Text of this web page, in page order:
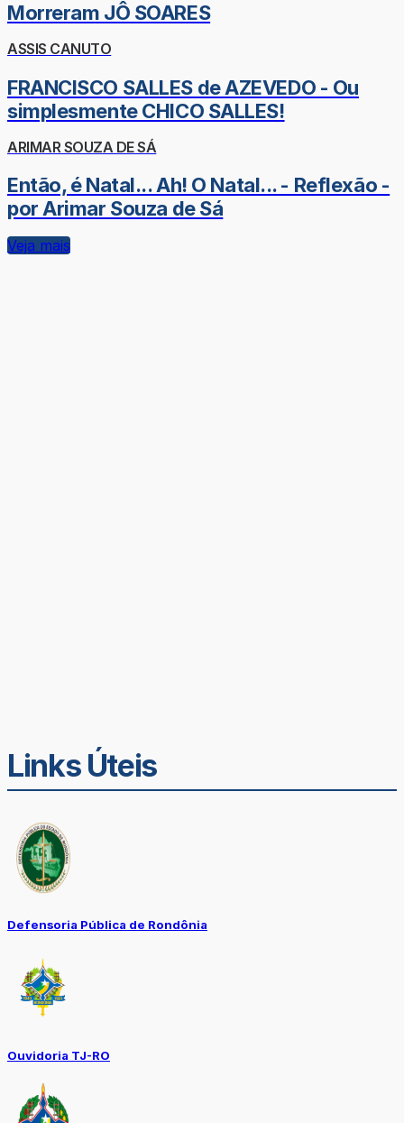
Morreram JÔ SOARES
ASSIS CANUTO
FRANCISCO SALLES de AZEVEDO - Ou
simplesmente CHICO SALLES!
ARIMAR SOUZA DE SÁ
Então, é Natal... Ah! O Natal... - Reflexão -
por Arimar Souza de Sá
Veja mais
Links Úteis
Defensoria Pública de Rondônia
Ouvidoria TJ-RO